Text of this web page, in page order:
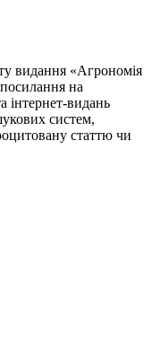
видання «Агрономія
на
інтернет-видань
систем,
статтю чи